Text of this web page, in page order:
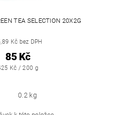
TEA SELECTION 20X2G
Kč bez DPH
85 Kč
Kč / 200 g
0.2 kg